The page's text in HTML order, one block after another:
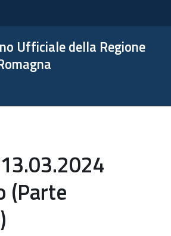
Ufficiale della Regione
(Parte